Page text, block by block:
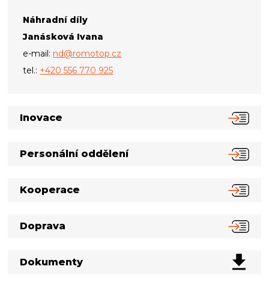
Náhradní díly
Janásková Ivana
e-mail: nd@romotop.cz
tel.: +420 556 770 925
Inovace
Personální oddělení
Kooperace
Doprava
Dokumenty